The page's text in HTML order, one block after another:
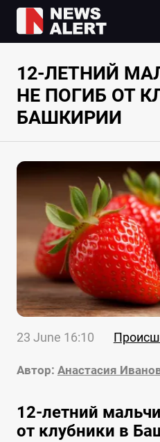
12-ЛЕТНИЙ
НЕ ПОГИБ ОТ
БАШКИРИИ
23 June 16:10
Автор: Анастасия
12-летний
от клубники в